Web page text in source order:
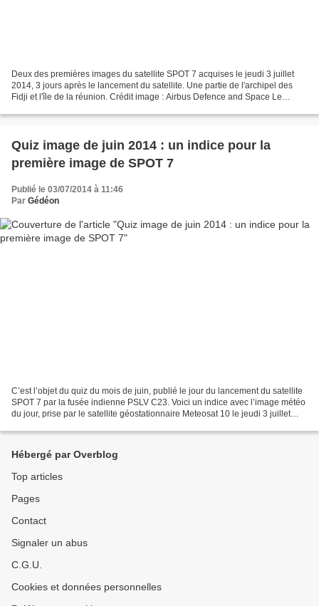
Deux des premières images du satellite SPOT 7 acquises le jeudi 3 juillet
2014, 3 jours après le lancement du satellite. Une partie de l'archipel des
Fidji et l'île de la réunion. Crédit image : Airbus Defence and Space Le
Quiz image de juin 2014 : un indice pour la
première image de SPOT 7
Publié le 03/07/2014 à 11:46
Par Gédéon
C’est l’objet du quiz du mois de juin, publié le jour du lancement du satellite
SPOT 7 par la fusée indienne PSLV C23. Voici un indice avec l’image météo
du jour, prise par le satellite géostationnaire Meteosat 10 le jeudi 3 juillet
Hébergé par Overblog
Top articles
Pages
Contact
Signaler un abus
C.G.U.
Cookies et données personnelles